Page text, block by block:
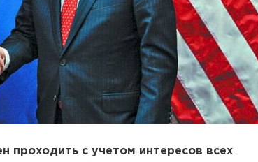
проходить с учетом интересов всех